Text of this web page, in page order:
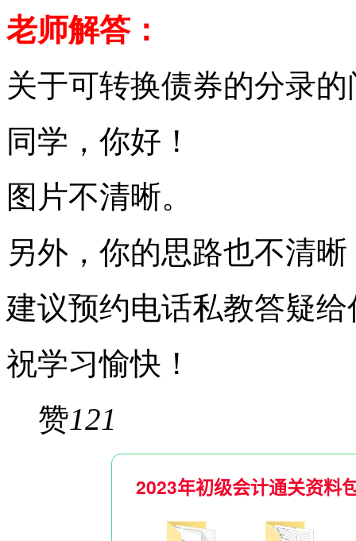
老师解答：
关于可转换债券的分录
同学，你好！
图片不清晰。
另外，你的思路也不清
建议预约电话私教答疑
祝学习愉快！
赞121